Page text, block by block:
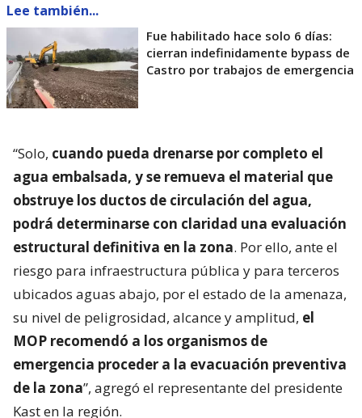
Lee también...
Fue habilitado hace solo 6 días:
cierran indefinidamente bypass de
Castro por trabajos de emergencia
“Solo, cuando pueda drenarse por completo el
agua embalsada, y se remueva el material que
obstruye los ductos de circulación del agua,
podrá determinarse con claridad una evaluación
estructural definitiva en la zona. Por ello, ante el
riesgo para infraestructura pública y para terceros
ubicados aguas abajo, por el estado de la amenaza,
su nivel de peligrosidad, alcance y amplitud, el
MOP recomendó a los organismos de
emergencia proceder a la evacuación preventiva
de la zona”, agregó el representante del presidente
Kast en la región.